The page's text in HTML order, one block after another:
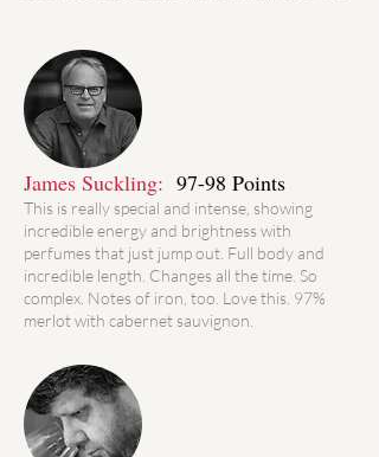
precise with a certain sophistication, it is racy
and persistent, tailored for the future. ”
James Suckling: 97-98 Points
This is really special and intense, showing
incredible energy and brightness with
perfumes that just jump out. Full body and
incredible length. Changes all the time. So
complex. Notes of iron, too. Love this. 97%
merlot with cabernet sauvignon.